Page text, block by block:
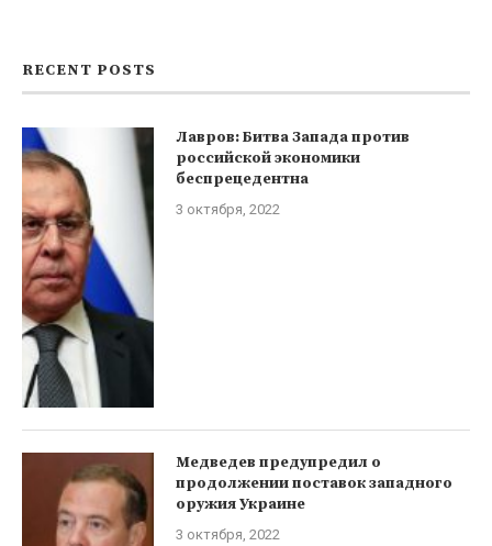
RECENT POSTS
Лавров: Битва Запада против
российской экономики
беспрецедентна
3 октября, 2022
Медведев предупредил о
продолжении поставок западного
оружия Украине
3 октября, 2022